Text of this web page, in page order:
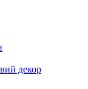
декор